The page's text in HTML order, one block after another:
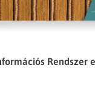
Rendszer